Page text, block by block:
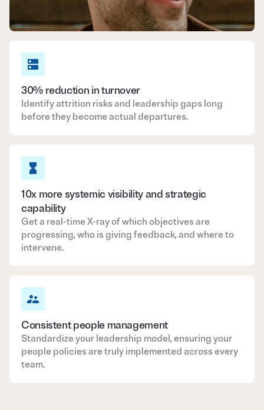
30% reduction in turnover
Identify attrition risks and leadership gaps long
before they become actual departures.
10x more systemic visibility and strategic
capability
Get a real-time X-ray of which objectives are
progressing, who is giving feedback, and where to
intervene.
Consistent people management
Standardize your leadership model, ensuring your
people policies are truly implemented across every
team.